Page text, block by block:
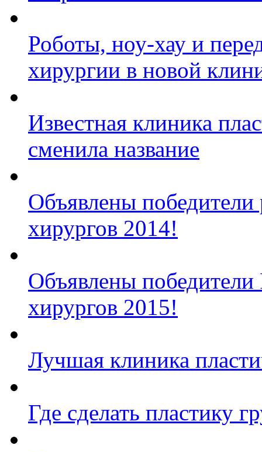
Роботы, ноу-хау и
хирургии в новой
Известная клиника
сменила название
Объявлены
хирургов 2014!
Объявлены
хирургов 2015!
Лучшая клиника
Где сделать пластику